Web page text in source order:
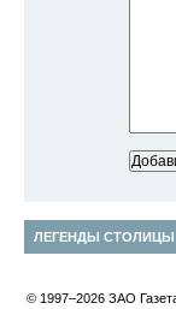
ЛЕГЕНДЫ СТОЛИЦЫ
© 1997–2026 ЗАО